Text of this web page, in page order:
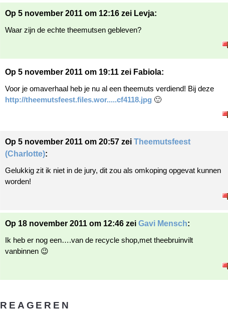
Op 5 november 2011 om 12:16 zei Levja:
Waar zijn de echte theemutsen gebleven?
Op 5 november 2011 om 19:11 zei Fabiola:
Voor je omaverhaal heb je nu al een theemuts verdiend! Bij deze
http://theemutsfeest.files.wor.....cf4118.jpg 🙂
Op 5 november 2011 om 20:57 zei Theemutsfeest
(Charlotte):
Gelukkig zit ik niet in de jury, dit zou als omkoping opgevat kunnen
worden!
Op 18 november 2011 om 12:46 zei Gavi Mensch:
Ik heb er nog een….van de recycle shop,met theebruinvilt
vanbinnen 😉
REAGEREN